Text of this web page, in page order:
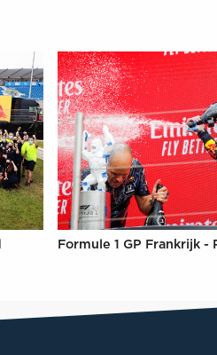
Formule 1 GP Frankrijk -